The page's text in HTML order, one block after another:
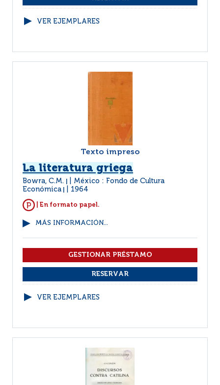
VER EJEMPLARES
Texto impreso
La literatura griega
Bowra, C.M.
México : Fondo de Cultura
Económica
1964
| En formato papel.
MÁS INFORMACIÓN...
VER EJEMPLARES